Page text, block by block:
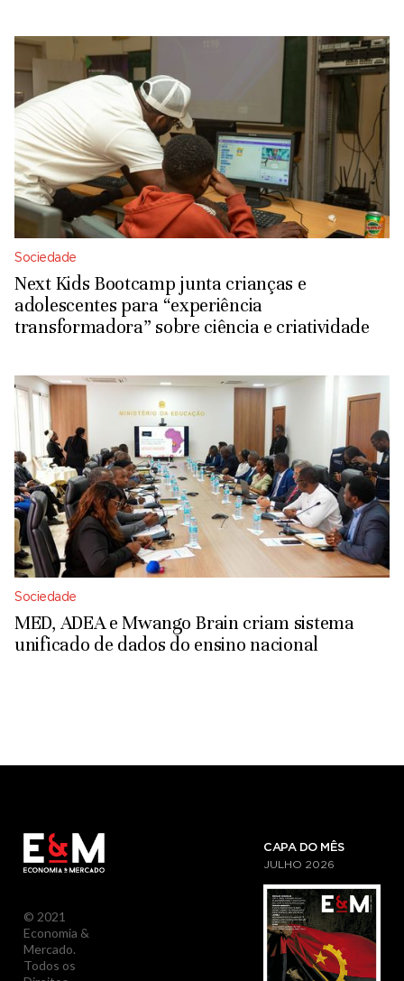
Sociedade
Next Kids Bootcamp junta crianças e
adolescentes para “experiência
transformadora” sobre ciência e criatividade
Sociedade
MED, ADEA e Mwango Brain criam sistema
unificado de dados do ensino nacional
© 2021
Economia &
Mercado.
Todos os
CAPA DO MÊS
JULHO 2026